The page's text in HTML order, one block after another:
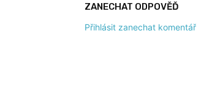
ZANECHAT ODPOVĚĎ
Přihlásit zanechat komentář